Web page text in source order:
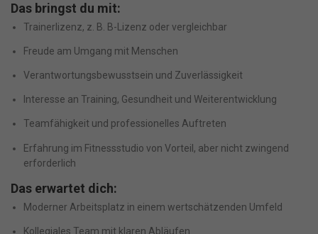
Das bringst du mit:
Trainerlizenz, z. B. B-Lizenz oder vergleichbar
Freude am Umgang mit Menschen
Verantwortungsbewusstsein und Zuverlässigkeit
Interesse an Training, Gesundheit und Weiterentwicklung
Teamfähigkeit und professionelles Auftreten
Erfahrung im Fitnessstudio von Vorteil, aber nicht zwingend
erforderlich
Das erwartet dich:
Moderner Arbeitsplatz in einem wertschätzenden Umfeld
Kollegiales Team mit klaren Abläufen